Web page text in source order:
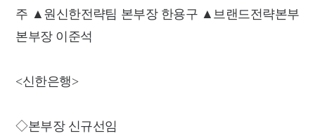
주 ▲원신한전략팀 본부장 한용구 ▲브랜드전략본부
본부장 이준석
<신한은행>
◇본부장 신규선임